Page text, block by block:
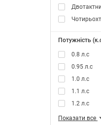
Потужність
0.8 л.с
0.95 л.с
1.0 л.с
1.1 л.с
1.2 л.с
Показати все